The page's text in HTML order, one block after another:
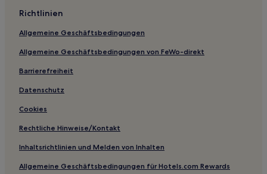
Gasthäuser in Arakwal National Park
Aparthotels in Arakwal National Park
Motels in Tenterfield
Ferienwohnungen in Main Beach
B&B in Main Beach
Hotels mit Parkplatz nahe Arakwal National Park
Business nahe Arakwal National Park
Familien nahe Arakwal National Park
Richtlinien
Allgemeine Geschäftsbedingungen
Allgemeine Geschäftsbedingungen von FeWo-direkt
Barrierefreiheit
Datenschutz
Cookies
Rechtliche Hinweise/Kontakt
Inhaltsrichtlinien und Melden von Inhalten
Allgemeine Geschäftsbedingungen für Hotels.com Rewards